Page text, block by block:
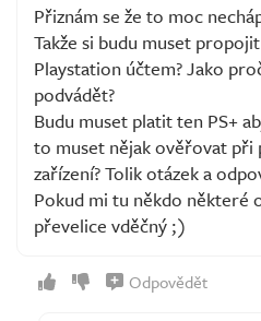
Přiznám se že to moc
Takže si budu muset
Playstation účtem? Jako
podvádět?
Budu muset platit ten PS+
to muset nějak ověřovat při
zařízení? Tolik otázek a
Pokud mi tu někdo některé
převelice vděčný ;)
Odpovědět